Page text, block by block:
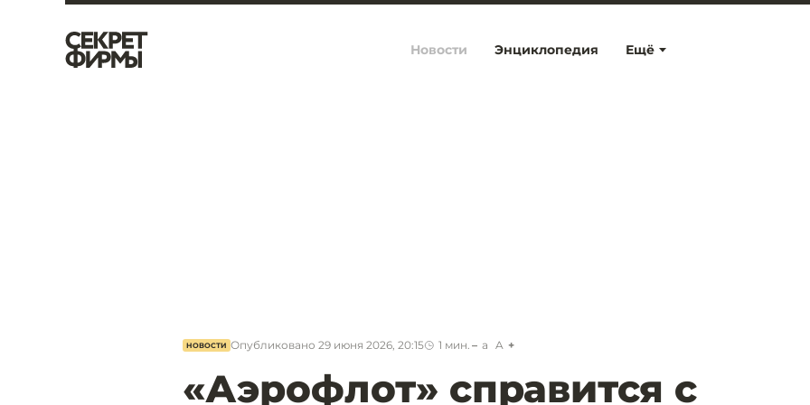
Ещё
Новости Энциклопедия
НОВОСТИ Опубликовано 29 июня 2026, 20:15 1 мин. a A
«Аэрофлот» справится с